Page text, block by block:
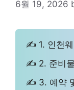
6월 19, 2026
✍ 1. 인천웨
✍ 2. 준비
✍ 3. 예약